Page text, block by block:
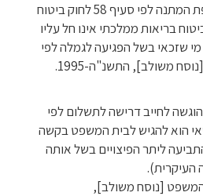
לגבי נפגע שהוא תושב בתקופת המתנה לפי סעיף 58 לחוק ביטוח
בריאות ממלכתי אינו חל עליו
או מי שזכאי בשל הפגיעה לגמלה לפי
משולב], התשנ"ה-1995.
מיום שהוגשה לחייב דרישה לתשלום לפי
רשאי הוא להגיש לבית המשפט בקשה
ליתר הפיצויים בשל אותה
העיקרית).
[נוסח משולב],